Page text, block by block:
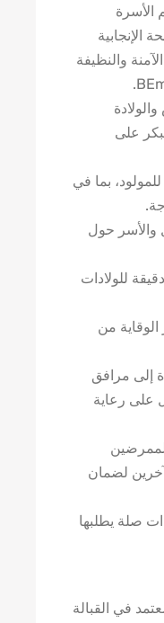
الأسرة
الإنجابية
والنظيفة
على
بما في
والأسر حول
للولادات
الوقاية من
إلى مرافق
رعاية
لضمان
صلة يطلبها
في القبالة